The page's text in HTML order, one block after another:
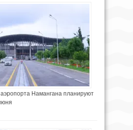
Намангана планируют